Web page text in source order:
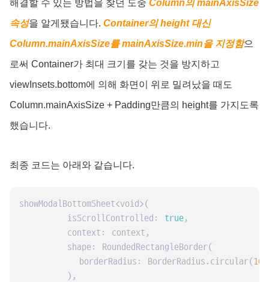
해결할 수 있는 방법을 찾던 도중 Column의 mainAxisSize
속성을 알게됐습니다. Container의 height 대신
Column.mainAxisSize를 mainAxisSize.min을 지정함으
로써 Container가 최대 크기를 갖는 것을 방지하고
viewInsets.bottom에 의해 화면이 위로 밀려났을 때도
Column.mainAxisSize + Padding만큼의 height를 가지도록
했습니다.
최종 코드는 아래와 같습니다.
showModalBottomSheet<void>(
        isScrollControlled:
true,
        context: context,
        shape: RoundedRectangleBorder(
          borderRadius: BorderRadius.circular(
16
        ),